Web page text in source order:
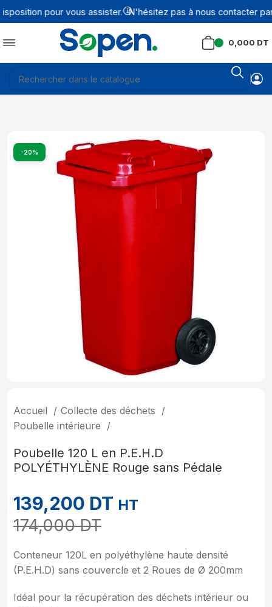
pour vous assister. N'hésitez pas à nous contacter par
0,000 DT
-20%
Accueil
Collecte des déchets
Poubelle intérieure
Poubelle 120 L en P.E.H.D
POLYÉTHYLÈNE Rouge sans Pédale
139,200 DT HT
174,000DT
Conteneur 120L en polyéthylène haute densité
(P.E.H.D) sans couvercle et 2 Roues de Ø 200mm
Idéal pour la récupération des déchets intérieur ou